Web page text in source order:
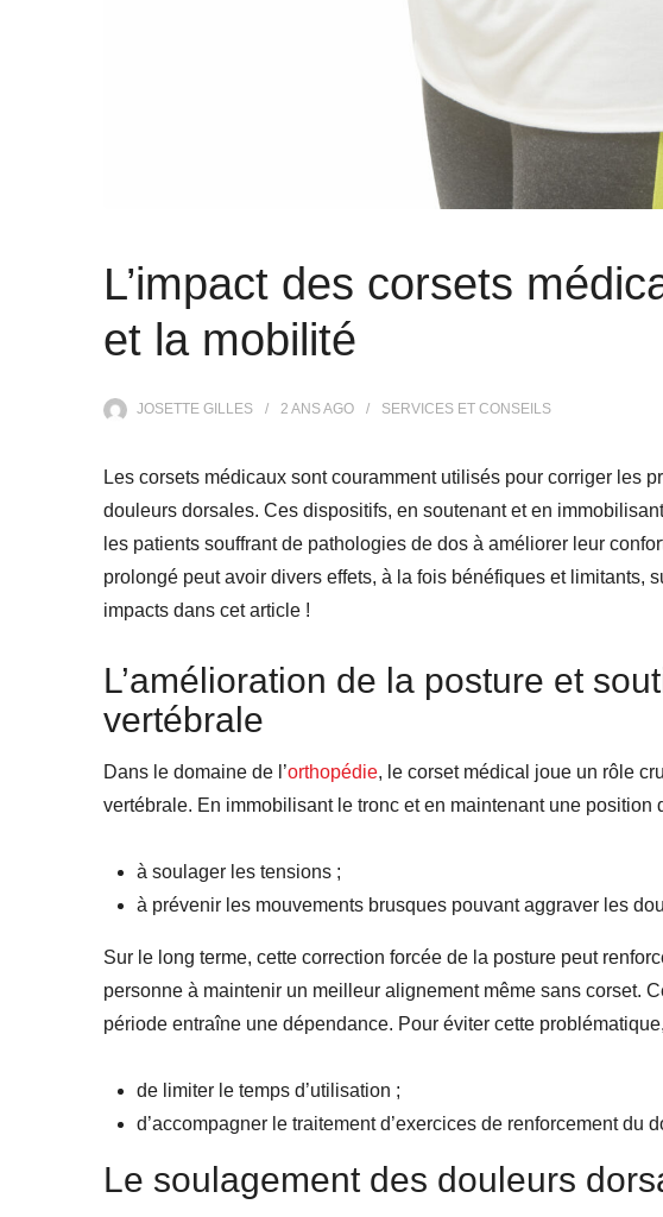
L’impact des corsets
et la mobilité
JOSETTE GILLES 2 ANSAGO SERVICES ET CONSEILS
Les corsets médicaux sont couramment utilisés pour corriger les
douleurs dorsales. Ces dispositifs, en soutenant et en
les patients souffrant de pathologies de dos à améliorer leur
prolongé peut avoir divers effets, à la fois bénéfiques et limitants,
impacts dans cet article !
L’amélioration de la posture et
vertébrale
Dans le domaine de l’orthopédie, le corset médical joue un rôle
vertébrale. En immobilisant le tronc et en maintenant une position
à soulager les tensions ;
à prévenir les mouvements brusques pouvant aggraver les
Sur le long terme, cette correction forcée de la posture peut
personne à maintenir un meilleur alignement même sans corset.
période entraîne une dépendance. Pour éviter cette
de limiter le temps d’utilisation ;
d’accompagner le traitement d’exercices de renforcement du
Le soulagement des douleurs